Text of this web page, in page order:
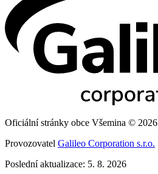
Oficiální stránky obce Všemina © 2026
Provozovatel Galileo Corporation s.r.o.
Poslední aktualizace: 5. 8. 2026